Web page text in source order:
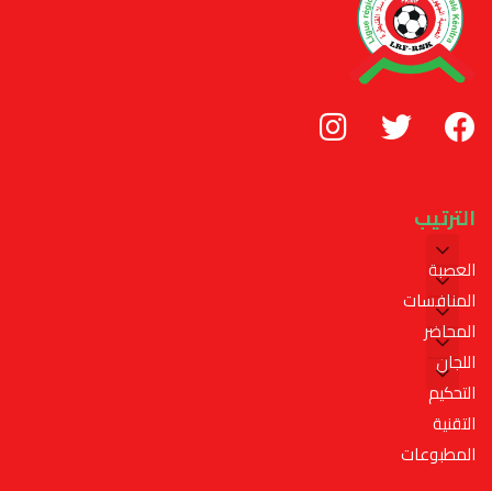
الترتيب
العصبة
المنافسات
المحاضر
اللجان
التحكيم
التقنية
المطبوعات